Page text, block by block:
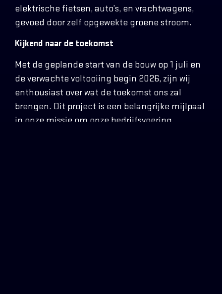
elektrische fietsen, auto’s, en vrachtwagens,
gevoed door zelf opgewekte groene stroom.
Kijkend naar de toekomst
Met de geplande start van de bouw op 1 juli en
de verwachte voltooiing begin 2026, zijn wij
enthousiast over wat de toekomst ons zal
brengen. Dit project is een belangrijke mijlpaal
in onze missie om onze bedrijfsvoering